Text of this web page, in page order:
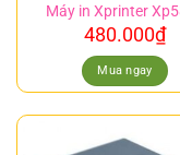
Máy in Xprinter
480.000₫
Mua ngay